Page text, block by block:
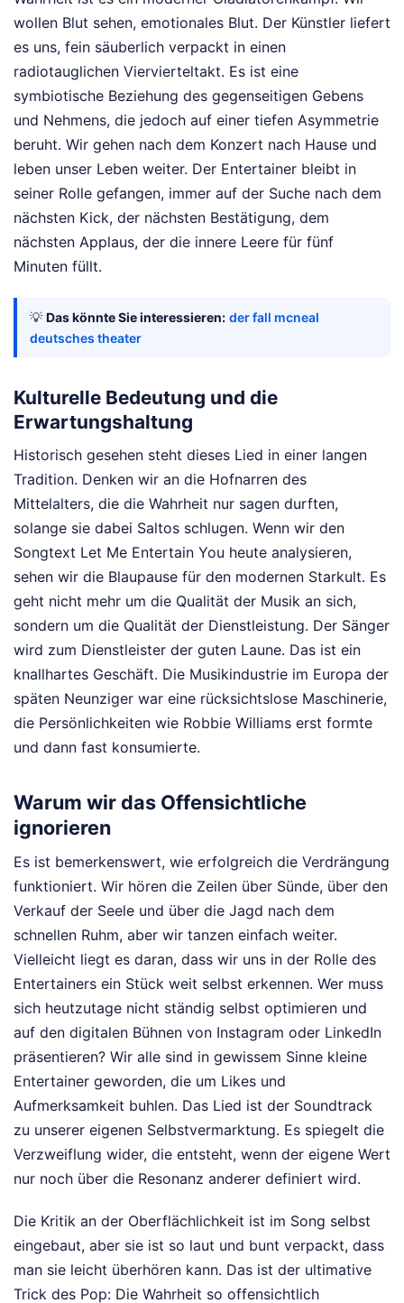
wollen Blut sehen, emotionales Blut. Der Künstler liefert
es uns, fein säuberlich verpackt in einen
radiotauglichen Viervierteltakt. Es ist eine
symbiotische Beziehung des gegenseitigen Gebens
und Nehmens, die jedoch auf einer tiefen Asymmetrie
beruht. Wir gehen nach dem Konzert nach Hause und
leben unser Leben weiter. Der Entertainer bleibt in
seiner Rolle gefangen, immer auf der Suche nach dem
nächsten Kick, der nächsten Bestätigung, dem
nächsten Applaus, der die innere Leere für fünf
Minuten füllt.
💡 Das könnte Sie interessieren: der fall mcneal
deutsches theater
Kulturelle Bedeutung und die
Erwartungshaltung
Historisch gesehen steht dieses Lied in einer langen
Tradition. Denken wir an die Hofnarren des
Mittelalters, die die Wahrheit nur sagen durften,
solange sie dabei Saltos schlugen. Wenn wir den
Songtext Let Me Entertain You heute analysieren,
sehen wir die Blaupause für den modernen Starkult. Es
geht nicht mehr um die Qualität der Musik an sich,
sondern um die Qualität der Dienstleistung. Der Sänger
wird zum Dienstleister der guten Laune. Das ist ein
knallhartes Geschäft. Die Musikindustrie im Europa der
späten Neunziger war eine rücksichtslose Maschinerie,
die Persönlichkeiten wie Robbie Williams erst formte
und dann fast konsumierte.
Warum wir das Offensichtliche
ignorieren
Es ist bemerkenswert, wie erfolgreich die Verdrängung
funktioniert. Wir hören die Zeilen über Sünde, über den
Verkauf der Seele und über die Jagd nach dem
schnellen Ruhm, aber wir tanzen einfach weiter.
Vielleicht liegt es daran, dass wir uns in der Rolle des
Entertainers ein Stück weit selbst erkennen. Wer muss
sich heutzutage nicht ständig selbst optimieren und
auf den digitalen Bühnen von Instagram oder LinkedIn
präsentieren? Wir alle sind in gewissem Sinne kleine
Entertainer geworden, die um Likes und
Aufmerksamkeit buhlen. Das Lied ist der Soundtrack
zu unserer eigenen Selbstvermarktung. Es spiegelt die
Verzweiflung wider, die entsteht, wenn der eigene Wert
nur noch über die Resonanz anderer definiert wird.
Die Kritik an der Oberflächlichkeit ist im Song selbst
eingebaut, aber sie ist so laut und bunt verpackt, dass
man sie leicht überhören kann. Das ist der ultimative
Trick des Pop: Die Wahrheit so offensichtlich